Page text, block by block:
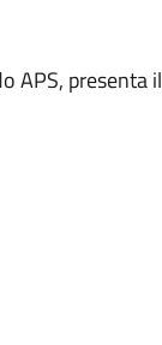
APS, presenta il